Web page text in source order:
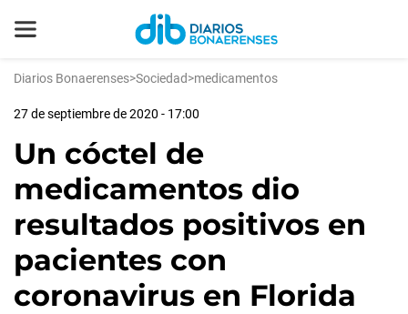
Diarios Bonaerenses>Sociedad>medicamentos
27 de septiembre de 2020 - 17:00
Un cóctel de
medicamentos dio
resultados positivos en
pacientes con
coronavirus en Florida